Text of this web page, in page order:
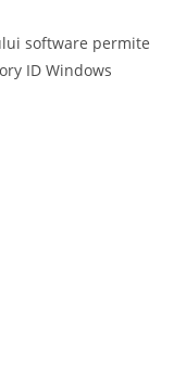
software permite
ID Windows